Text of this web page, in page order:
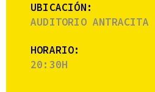
UBICACIÓN:
AUDITORIO ANTRACITA
HORARIO:
20:30H